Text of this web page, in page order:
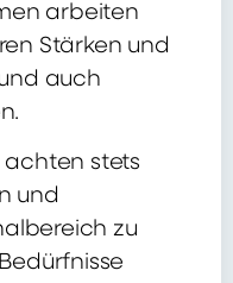
arbeiten
Stärken und
auch
achten stets
und
zu